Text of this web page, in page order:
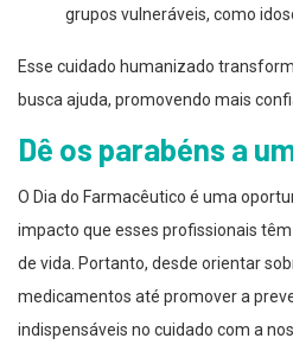
grupos vulneráveis, como
Esse cuidado humanizado
busca ajuda, promovendo mais
Dê os parabéns a
O Dia do Farmacêutico é uma
impacto que esses profissionais
de vida. Portanto, desde orientar
medicamentos até promover a
indispensáveis no cuidado com a